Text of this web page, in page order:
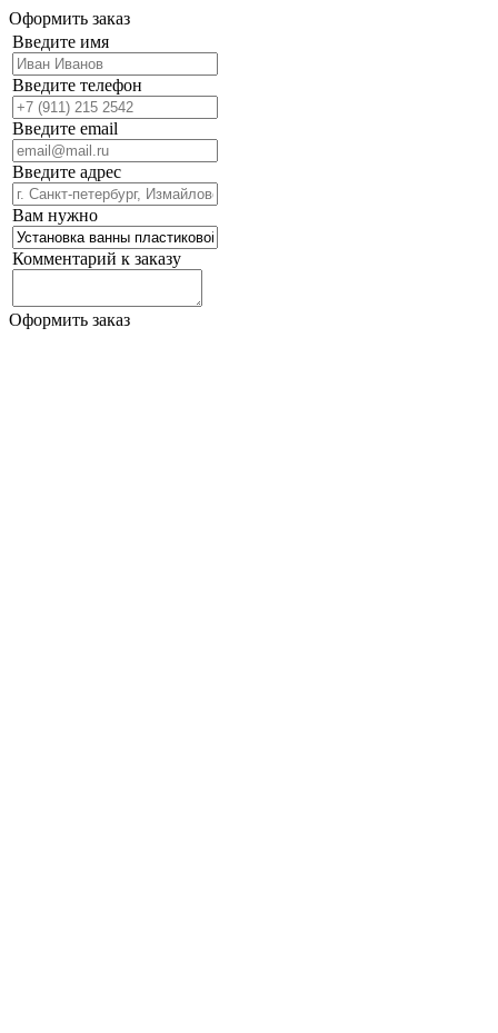
Оформить заказ
Введите имя
Введите телефон
Введите email
Введите адрес
Вам нужно
Комментарий к заказу
Оформить заказ